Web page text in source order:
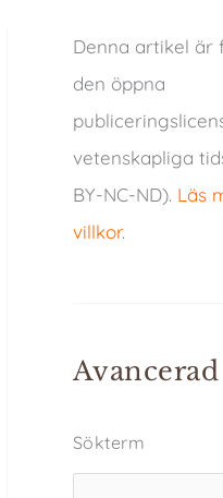
Denna artikel är
den öppna
vetenskapliga
BY-NC-ND). Läs
villkor.
Sökterm